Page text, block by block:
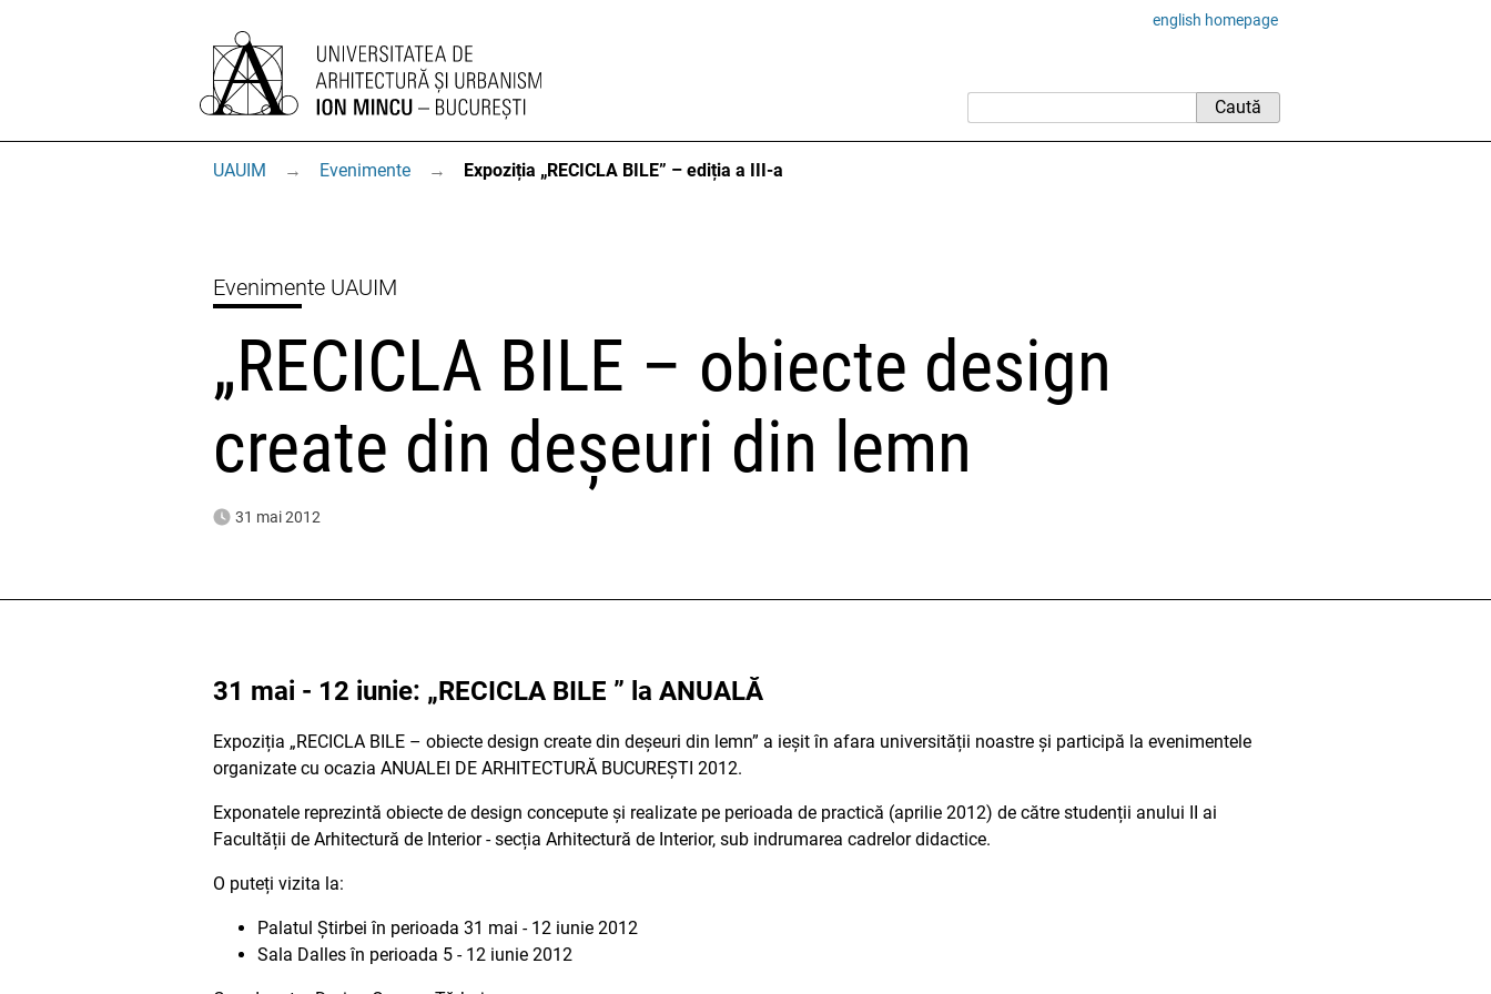
english homepage
UAUIM → Evenimente → Expoziția „RECICLA BILE” – ediția a III-a
Evenimente UAUIM
„RECICLA BILE – obiecte design
create din deșeuri din lemn
31 mai 2012
31 mai - 12 iunie: „RECICLA BILE ” la ANUALĂ
Expoziția „RECICLA BILE – obiecte design create din deșeuri din lemn” a ieșit în afara universității noastre și participă la evenimentele
organizate cu ocazia ANUALEI DE ARHITECTURĂ BUCUREȘTI 2012.
Exponatele reprezintă obiecte de design concepute și realizate pe perioada de practică (aprilie 2012) de către studenții anului II ai
Facultății de Arhitectură de Interior - secția Arhitectură de Interior, sub indrumarea cadrelor didactice.
O puteți vizita la:
Palatul Știrbei în perioada 31 mai - 12 iunie 2012
Sala Dalles în perioada 5 - 12 iunie 2012